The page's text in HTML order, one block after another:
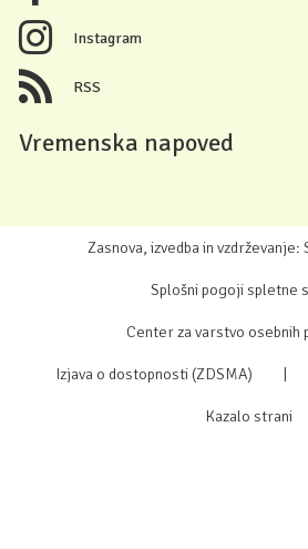
Instagram
RSS
Vremenska napoved
Zasnova, izvedba in vzdrževanje:
Splošni pogoji spletne
Center za varstvo osebnih
Izjava o dostopnosti (ZDSMA)
Kazalo strani